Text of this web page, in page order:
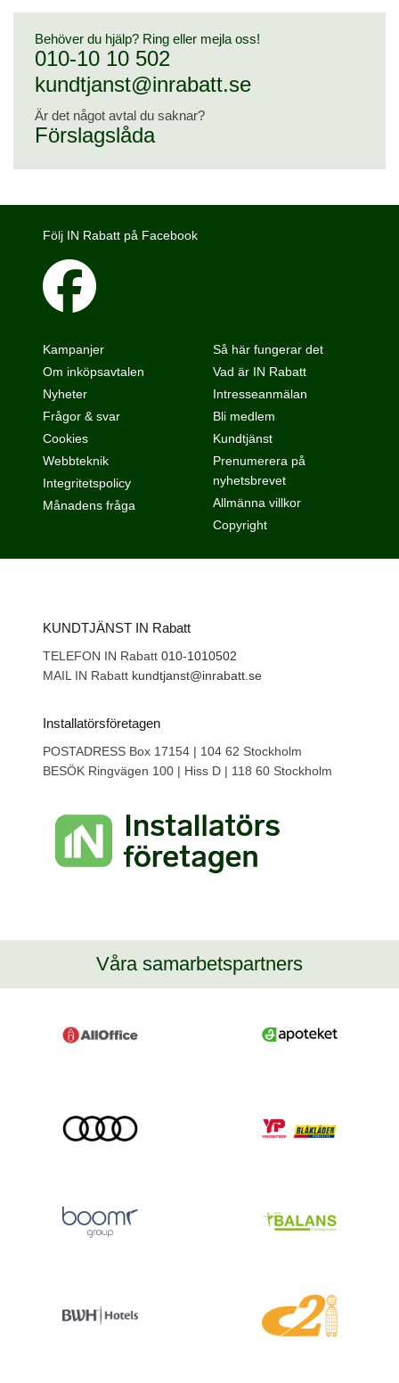
Behöver du hjälp? Ring eller mejla oss!
010-10 10 502
kundtjanst@inrabatt.se
Är det något avtal du saknar?
Förslagslåda
Följ IN Rabatt på Facebook
Kampanjer
Om inköpsavtalen
Nyheter
Frågor & svar
Så här fungerar det
Vad är IN Rabatt
Intresseanmälan
Bli medlem
Cookies
Webbteknik
Integritetspolicy
Månadens fråga
Kundtjänst
Prenumerera på
nyhetsbrevet
Allmänna villkor
Copyright
KUNDTJÄNST IN Rabatt
TELEFON IN Rabatt 010-1010502
MAIL IN Rabatt kundtjanst@inrabatt.se
Installatörsföretagen
POSTADRESS Box 17154 | 104 62 Stockholm
BESÖK Ringvägen 100 | Hiss D | 118 60 Stockholm
Våra samarbetspartners